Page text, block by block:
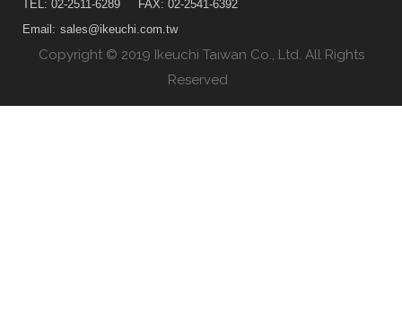
TEL: 02-2511-6289
FAX: 02-2541-6392
Email: sales@ikeuchi.com.tw
Copyright © 2019 Ikeuchi Taiwan Co., Ltd. All Rights
Reserved